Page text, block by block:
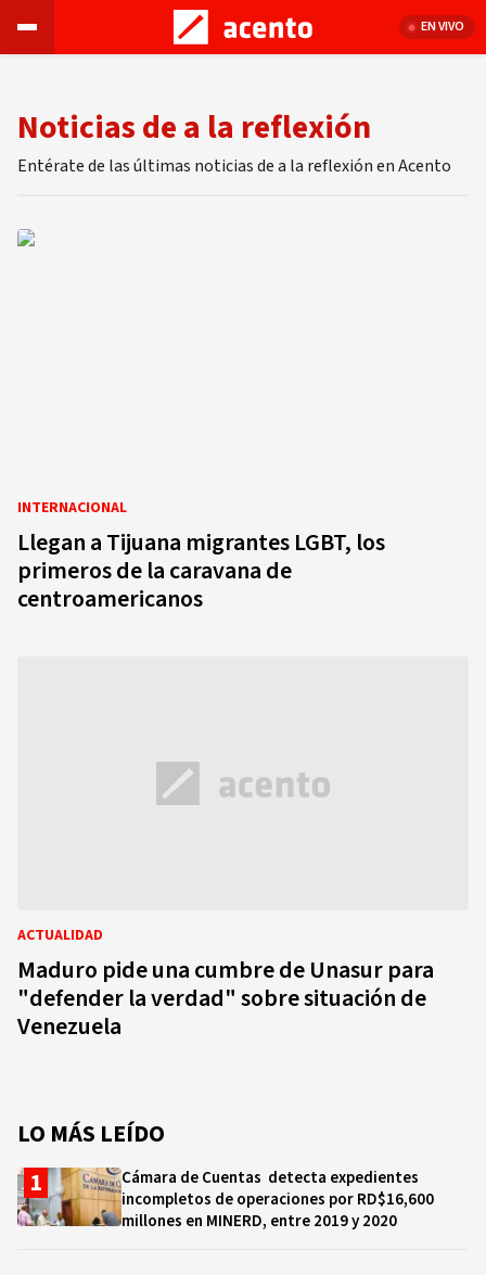
EN VIVO
Noticias de a la reflexión
Entérate de las últimas noticias de a la reflexión en Acento
INTERNACIONAL
Llegan a Tijuana migrantes LGBT, los
primeros de la caravana de
centroamericanos
ACTUALIDAD
Maduro pide una cumbre de Unasur para
"defender la verdad" sobre situación de
Venezuela
LO MÁS LEÍDO
Cámara de Cuentas detecta expedientes
incompletos de operaciones por RD$16,600
millones en MINERD, entre 2019 y 2020